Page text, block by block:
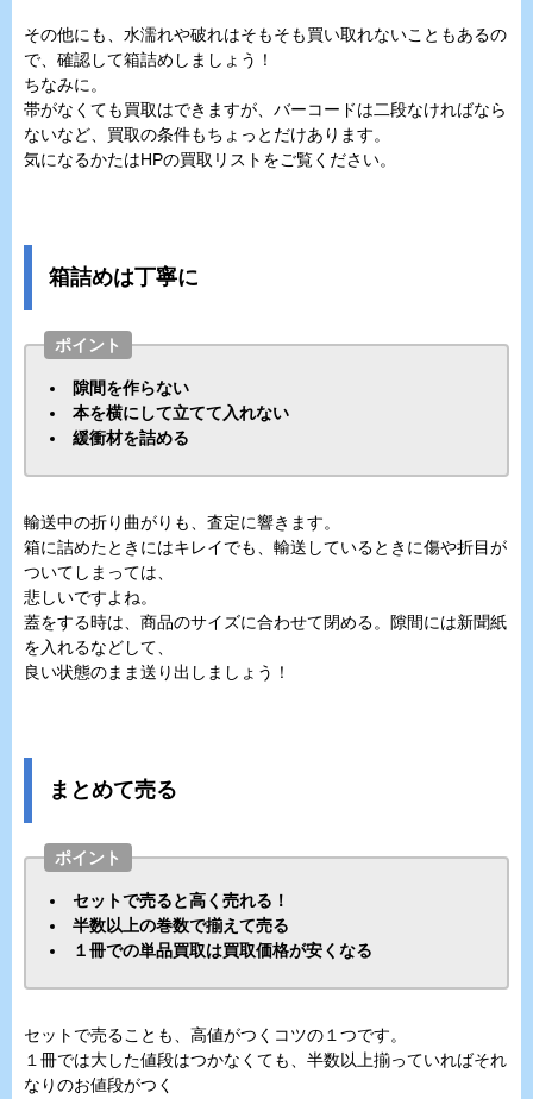
その他にも、水濡れや破れはそもそも買い取れないこともあるの
で、確認して箱詰めしましょう！
ちなみに。
帯がなくても買取はできますが、バーコードは二段なければなら
ないなど、買取の条件もちょっとだけあります。
気になるかたはHPの買取リストをご覧ください。
箱詰めは丁寧に
ポイント
隙間を作らない
本を横にして立てて入れない
緩衝材を詰める
輸送中の折り曲がりも、査定に響きます。
箱に詰めたときにはキレイでも、輸送しているときに傷や折目が
ついてしまっては、
悲しいですよね。
蓋をする時は、商品のサイズに合わせて閉める。隙間には新聞紙
を入れるなどして、
良い状態のまま送り出しましょう！
まとめて売る
ポイント
セットで売ると高く売れる！
半数以上の巻数で揃えて売る
１冊での単品買取は買取価格が安くなる
セットで売ることも、高値がつくコツの１つです。
１冊では大した値段はつかなくても、半数以上揃っていればそれ
なりのお値段がつく